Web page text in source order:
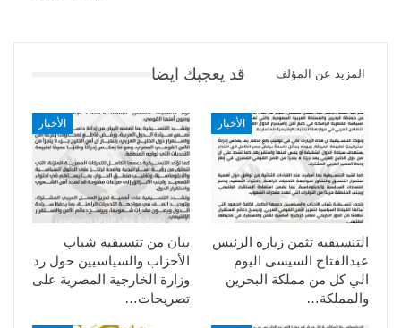
قد يعجبك ايضا المزيد عن المؤلف
الأخبار
بيان من تنسيقية شباب
الأحزاب والسياسيين حول رد
وزارة الخارجية المصرية على
تصريحات…
الأخبار
التنسيقية تثمن زيارة الرئيس
عبدالفتاح السيسى اليوم
الي كل من مملكة البحرين
والمملكة…